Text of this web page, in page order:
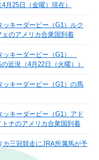
月25日（金曜）現在）
ッキーダービー（G1）ルク
ェのアメリカ合衆国到着
ッキーダービー（G1）
近況（4月22日（火曜））
ッキーダービー（G1）の馬
ッキーダービー（G1）アド
トナのアメリカ合衆国到着
カ三冠競走にJRA所属馬が予